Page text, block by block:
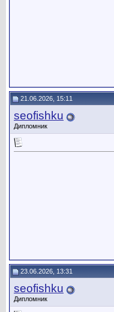
21.06.2026, 15:11
seofishku
Дипломник
23.06.2026, 13:31
seofishku
Дипломник